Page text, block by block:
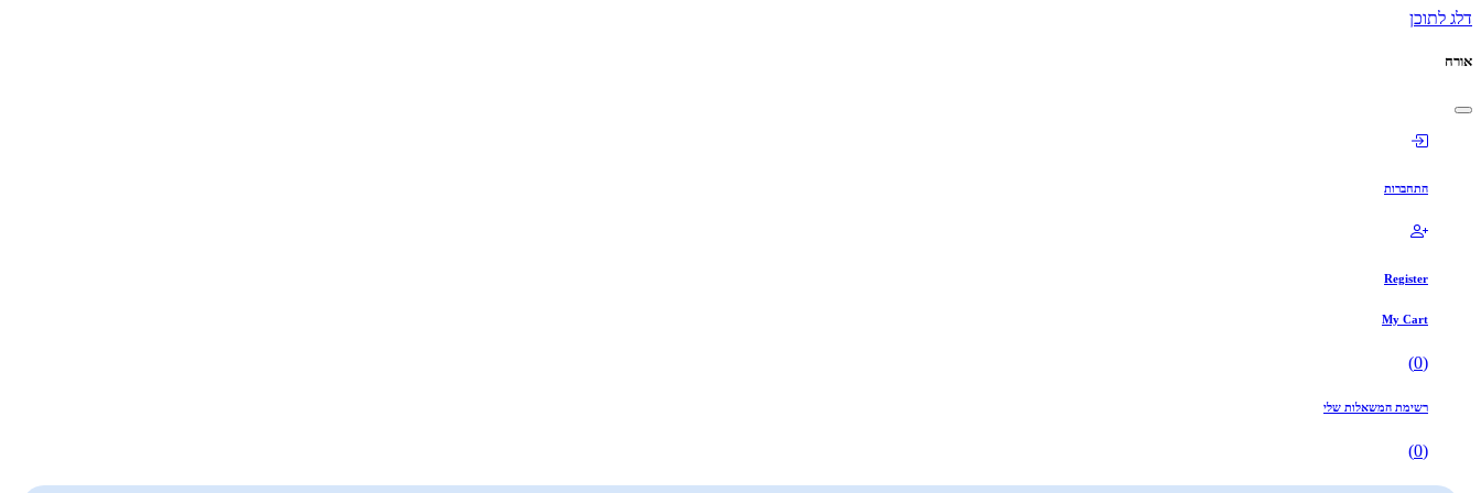
דלג לתוכן
אורח
התחברות
Register
My Cart
(
0
)
רשימת המשאלות שלי
(
0
)